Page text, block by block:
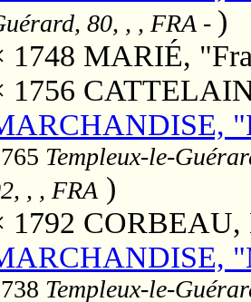
80, , , FRA - )
1748 MARIÉ,
1756
Templeux-le-
, , FRA )
1792 CORBEAU,
Templeux-le-